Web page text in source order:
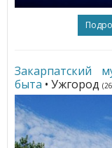
Закарпатский
быта • Ужгород